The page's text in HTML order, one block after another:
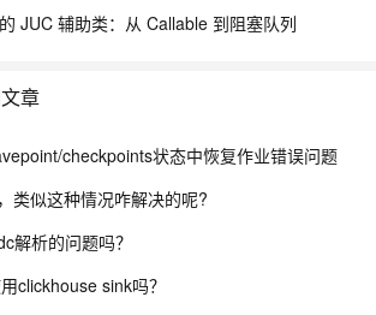
JUC 辅助类：从 Callable 到阻塞队列
章
checkpoints状态中恢复作业错误问题
类似这种情况咋解决的呢?
解析的问题吗？
clickhouse sink吗？